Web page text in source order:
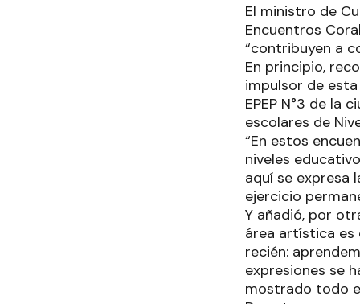
El ministro de
Encuentros
“contribuyen a
En principio,
impulsor de
EPEP N°3 de la
escolares de
“En estos
niveles
aquí se expresa
ejercicio
Y añadió, por
área artística es
recién:
expresiones se
mostrado todo